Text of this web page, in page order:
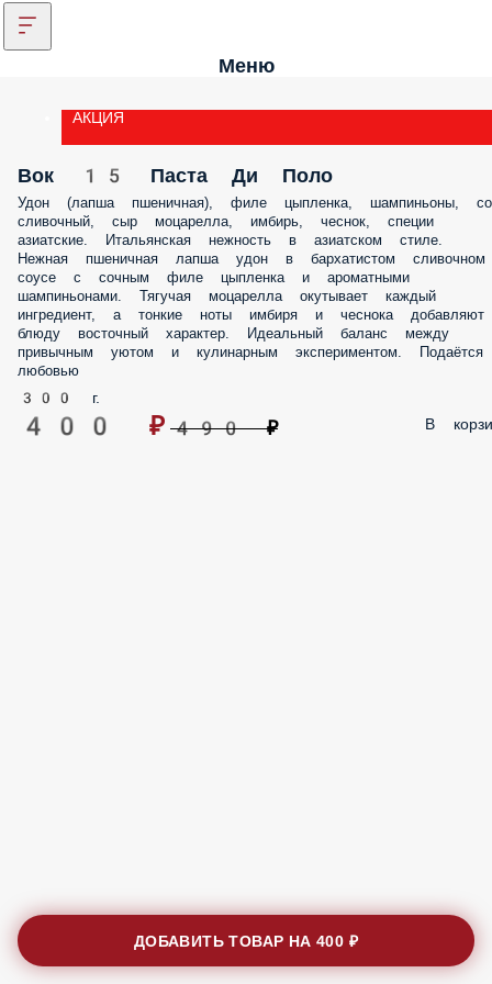
Меню
АКЦИЯ
Вок 15 Паста Ди Поло
Удон (лапша пшеничная), филе цыпленка, шампиньоны,
сливочный, сыр моцарелла, имбирь, чеснок, специи
азиатские. Итальянская нежность в азиатском стиле.
Нежная пшеничная лапша удон в бархатистом сливочном
соусе с сочным филе цыпленка и ароматными
шампиньонами. Тягучая моцарелла окутывает каждый
ингредиент, а тонкие ноты имбиря и чеснока добавляют
блюду восточный характер. Идеальный баланс между
привычным уютом и кулинарным экспериментом.
любовью
300 г.
400 ₽ 490 ₽ В
ДОБАВИТЬ ТОВАР НА400 ₽